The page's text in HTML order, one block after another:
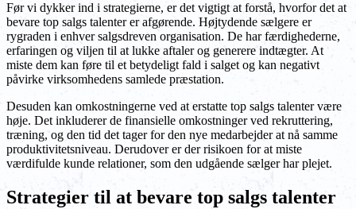
Før vi dykker ind i strategierne, er det vigtigt at forstå, hvorfor det at
bevare top salgs talenter er afgørende. Højtydende sælgere er
rygraden i enhver salgsdreven organisation. De har færdighederne,
erfaringen og viljen til at lukke aftaler og generere indtægter. At
miste dem kan føre til et betydeligt fald i salget og kan negativt
påvirke virksomhedens samlede præstation.
Desuden kan omkostningerne ved at erstatte top salgs talenter være
høje. Det inkluderer de finansielle omkostninger ved rekruttering,
træning, og den tid det tager for den nye medarbejder at nå samme
produktivitetsniveau. Derudover er der risikoen for at miste
værdifulde kunde relationer, som den udgående sælger har plejet.
Strategier til at bevare top salgs talenter